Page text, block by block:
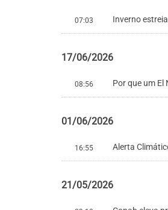
07:03 Inverno
17/06/2026
08:56 Por que um
01/06/2026
16:55 Alerta
21/05/2026